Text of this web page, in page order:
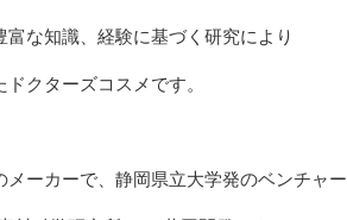
富な知識、経験に基づく研究により
ドクターズコスメです。
メーカーで、静岡県立大学発のベンチャー